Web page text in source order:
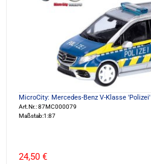
MicroCity: Mercedes-Benz V-Klasse 'Polizei'
Art.Nr.: 87MC000079
Maßstab:1:87
24,50 €